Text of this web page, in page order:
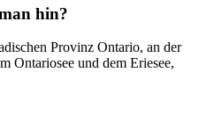
hin?
Provinz Ontario, an der
Ontariosee und dem Eriesee,